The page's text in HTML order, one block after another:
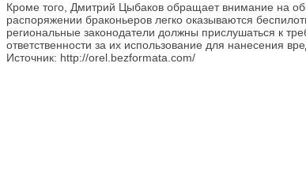
Кроме того, Дмитрий Цыбаков обращает внимание на
распоряжении браконьеров легко оказываются
региональные законодатели должны прислушаться к
ответственности за их использование для нанесения
Источник: http://orel.bezformata.com/